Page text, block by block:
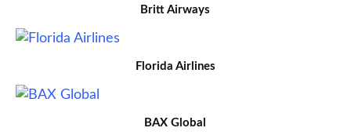
Britt Airways
Florida Airlines
BAX Global